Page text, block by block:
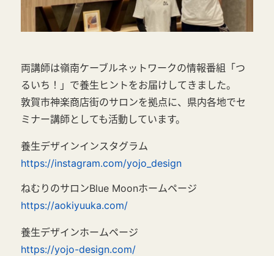
両講師は嶺南ケーブルネットワークの情報番組「つ
るいち！」で養生ヒントをお届けしてきました。
敦賀市神楽商店街のサロンを拠点に、県内各地でセ
ミナー講師としても活動しています。
養生デザインインスタグラム
https://instagram.com/yojo_design
ねむりのサロンBlue Moonホームページ
https://aokiyuuka.com/
養生デザインホームページ
https://yojo-design.com/